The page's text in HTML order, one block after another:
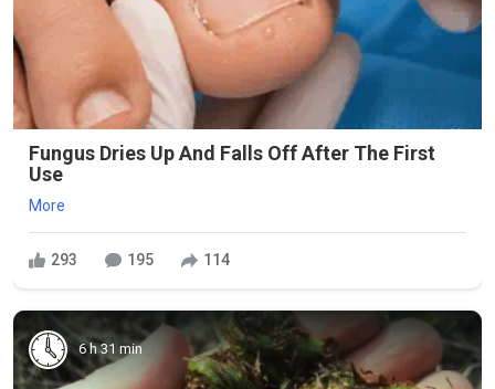
Fungus Dries Up And Falls Off After The First
Use
More
293 195 114
6 h 31 min